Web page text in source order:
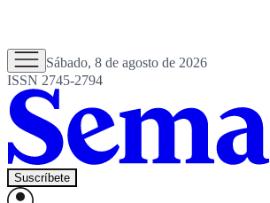
Sábado, 8 de agosto de 2026
ISSN 2745-2794
Suscríbete